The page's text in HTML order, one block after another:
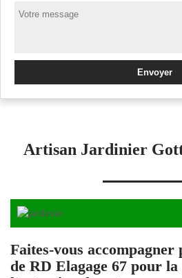
Artisan Jardinier
Faites-vous
de RD Elagage 67 pour